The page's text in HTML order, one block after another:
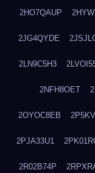
2HO7QAUP
2JG4QYDE
2LN9C5H3
2NFH8OET
2OYOC8EB
2PJA33U1
2R02B74P